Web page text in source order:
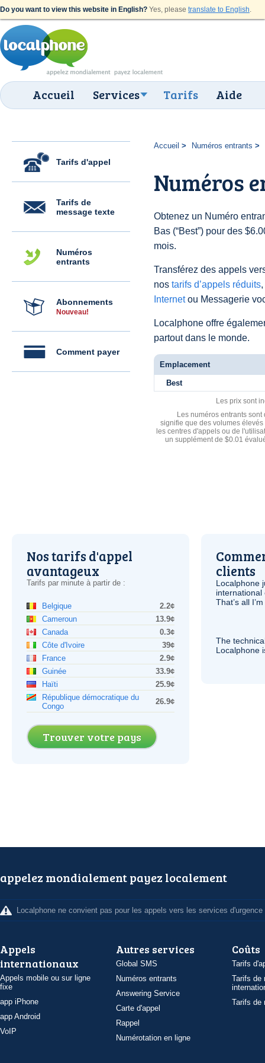
Do you want to view this website in English? Yes, please translate to English.
Accueil Services Tarifs Aide
Tarifs d'appel
Tarifs de
message texte
Numéros
entrants
Abonnements
Nouveau!
Comment payer
Accueil Numéros entrants
Numéros
Obtenez un Numéro
Bas (“Best”) pour des
mois.
Transférez des appels
nos tarifs d’appels réduits
Internetou Messagerie
Localphone offre
partout dans le monde.
Emplacement
Best
Les prix sont
Les numéros entrants
signifie que des volumes
les centres d'appels ou de
un supplément de $0.01
Nos tarifs d'appel
avantageux
Tarifs par minute à partir de :
Belgique
2.2¢
Cameroun
13.9¢
Canada
0.3¢
Côte d'Ivoire
39¢
France
2.9¢
Guinée
33.9¢
Haïti
25.9¢
République démocratique du
Congo
26.9¢
Trouver votre pays
clients
Localphone
international
That’s all
The
Localphone
appelez mondialement payez localement
Localphone ne convient pas pour les appels vers les services d'urgence
Appels
internationaux
Appels mobile ou sur ligne
fixe
app iPhone
app Android
VoIP
Autres services
Global SMS
Numéros entrants
Answering Service
Carte d'appel
Rappel
Numérotation en ligne
Coûts
Tarifs
Tarifs de
Tarifs de